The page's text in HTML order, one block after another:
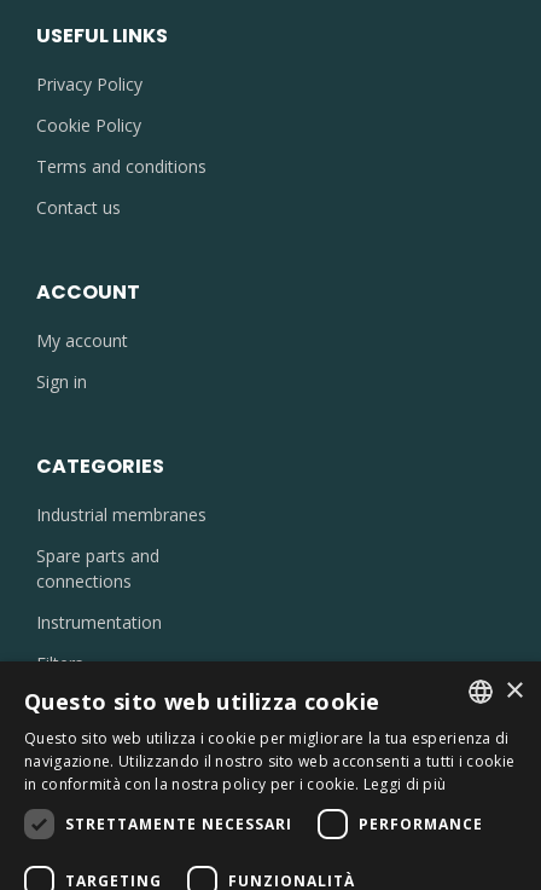
USEFUL LINKS
Privacy Policy
Cookie Policy
Terms and conditions
Contact us
ACCOUNT
My account
Sign in
CATEGORIES
Industrial membranes
Spare parts and
connections
Instrumentation
Filters
Injectors and nozzles
Laboratory products
Oil skimmer
Chemicals
Sterilizers
ITALIAN
×
Questo sito web utilizza cookie
Questo sito web utilizza i cookie per migliorare la tua esperienza di
navigazione. Utilizzando il nostro sito web acconsenti a tutti i cookie
in conformità con la nostra policy per i cookie. Leggi di più
STRETTAMENTE NECESSARI
PERFORMANCE
TARGETING FUNZIONALITÀ